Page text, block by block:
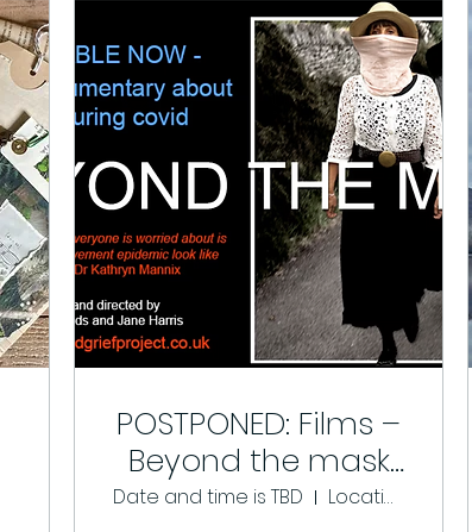
POSTPONED: Films –
Beyond the mask
and Gerry’s Legacy
Date and time is TBD
Location is TBD